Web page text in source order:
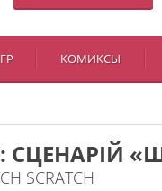
КОМИКСЫ
СЦЕНАРІЙ
SCRATCH